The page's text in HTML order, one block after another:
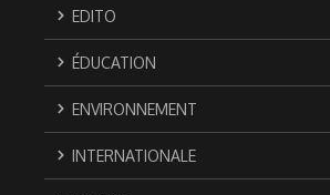
EDITO
ÉDUCATION
ENVIRONNEMENT
INTERNATIONALE